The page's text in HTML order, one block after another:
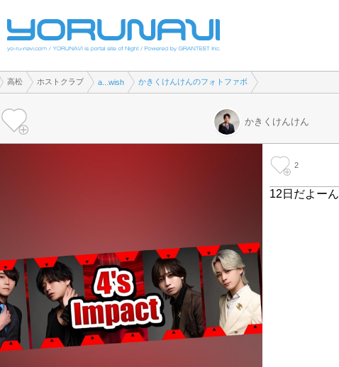
でホストクラブのことなら、ホストクラブ a...wish([kana])
香川県版
高松 ホストクラブ a...wish かきくけんけんのフォトファボ
かきくけんけん
2
12日だよーん